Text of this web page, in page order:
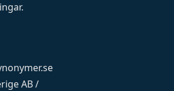
.
AB /